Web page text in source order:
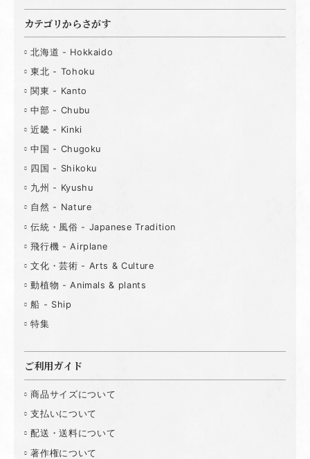
カテゴリからさがす
北海道 - Hokkaido
東北 - Tohoku
関東 - Kanto
中部 - Chubu
近畿 - Kinki
中国 - Chugoku
四国 - Shikoku
九州 - Kyushu
自然 - Nature
伝統・風俗 - Japanese Tradition
飛行機 - Airplane
文化・芸術 - Arts & Culture
動植物 - Animals & plants
船 - Ship
特集
ご利用ガイド
商品サイズについて
支払いについて
配送・送料について
著作権について